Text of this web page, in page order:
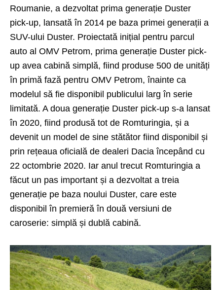
Roumanie, a dezvoltat prima generație Duster
pick-up, lansată în 2014 pe baza primei generații a
SUV-ului Duster. Proiectată inițial pentru parcul
auto al OMV Petrom, prima generație Duster pick-
up avea cabină simplă, fiind produse 500 de unități
în primă fază pentru OMV Petrom, înainte ca
modelul să fie disponibil publicului larg în serie
limitată. A doua generație Duster pick-up s-a lansat
în 2020, fiind produsă tot de Romturingia, și a
devenit un model de sine stătător fiind disponibil și
prin rețeaua oficială de dealeri Dacia începând cu
22 octombrie 2020. Iar anul trecut Romturingia a
făcut un pas important și a dezvoltat a treia
generație pe baza noului Duster, care este
disponibil în premieră în două versiuni de
caroserie: simplă și dublă cabină.